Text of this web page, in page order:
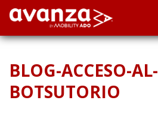
BLOG-ACCESO-AL-
BOTSUTORIO